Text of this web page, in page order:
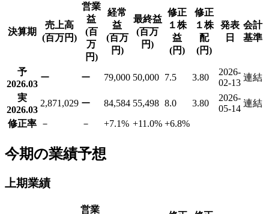
決算期
売上高
(百万円)
営業
益
(百
万
円)
経常
益
(百万
円)
最終益
(百万
円)
修正
１株
益
(円)
修正
１株
配
(円)
発表
日
会計
基準
予
2026.03
ー ー 79,000 50,000 7.5 3.80
2026-
02-13
連結
実
2026.03
2,871,029 ー 84,584 55,498 8.0 3.80
2026-
05-14
連結
修正率 － － +7.1% +11.0% +6.8%
今期の業績予想
上期業績
営業